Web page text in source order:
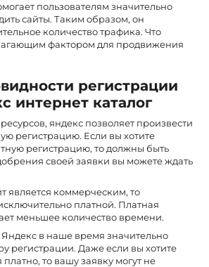
пользователям значительно
сайты. Таким образом, он
количество трафика. Что
фактором для продвижения
регистрации
интернет каталог
яндекс позволяет произвести
регистрацию. Если вы хотите
регистрацию, то должны быть
своей заявки вы можете ждать
является коммерческим, то
платной. Платная
меньшее количество времени.
Яндекс в наше время значительно
регистрации. Даже если вы хотите
платно, то вашу заявку могут не